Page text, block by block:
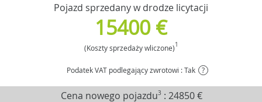
Pojazd sprzedany w drodze licytacji
15400 €
(Koszty sprzedaży wliczone)1
Podatek VAT podlegający zwrotowi : Tak ?
Cena nowego pojazdu3 :24850 €